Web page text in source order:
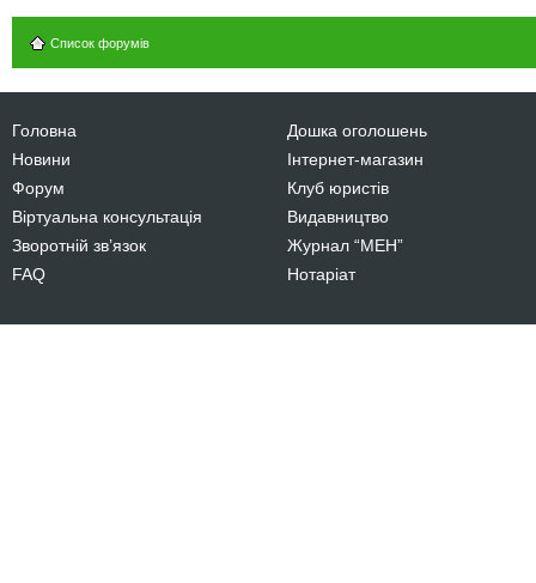
Список форумів
Головна
Новини
Форум
Віртуальна консультація
Зворотній зв’язок
FAQ
Дошка оголошень
Інтернет-магазин
Клуб юристів
Видавництво
Журнал “МЕН”
Нотаріат